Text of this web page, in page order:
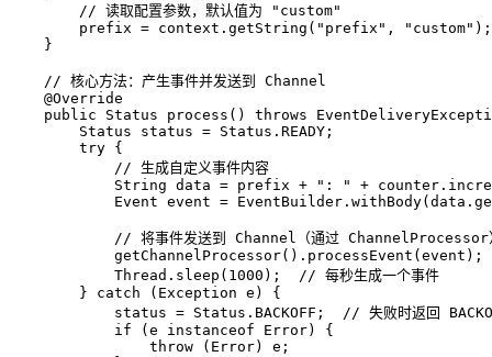
// 读取配置参数，默认值为 "custom"
        prefix = context.getString(
"prefix" , "custom"
    }
// 核心方法：产生事件并发送到 Channel
@Override
public Status process () throws
Status
status = Status.READY;
try {
// 生成自定义事件内容
String data = prefix + ": "
+
Event event =
// 将事件发送到 Channel（通过
            Thread.sleep(
1000 );
// 每秒生成一个事件
        }
catch (Exception e) {
            status = Status.BACKOFF;
// 失败时返回
if (e instanceof Error) {
throw (Error) e;